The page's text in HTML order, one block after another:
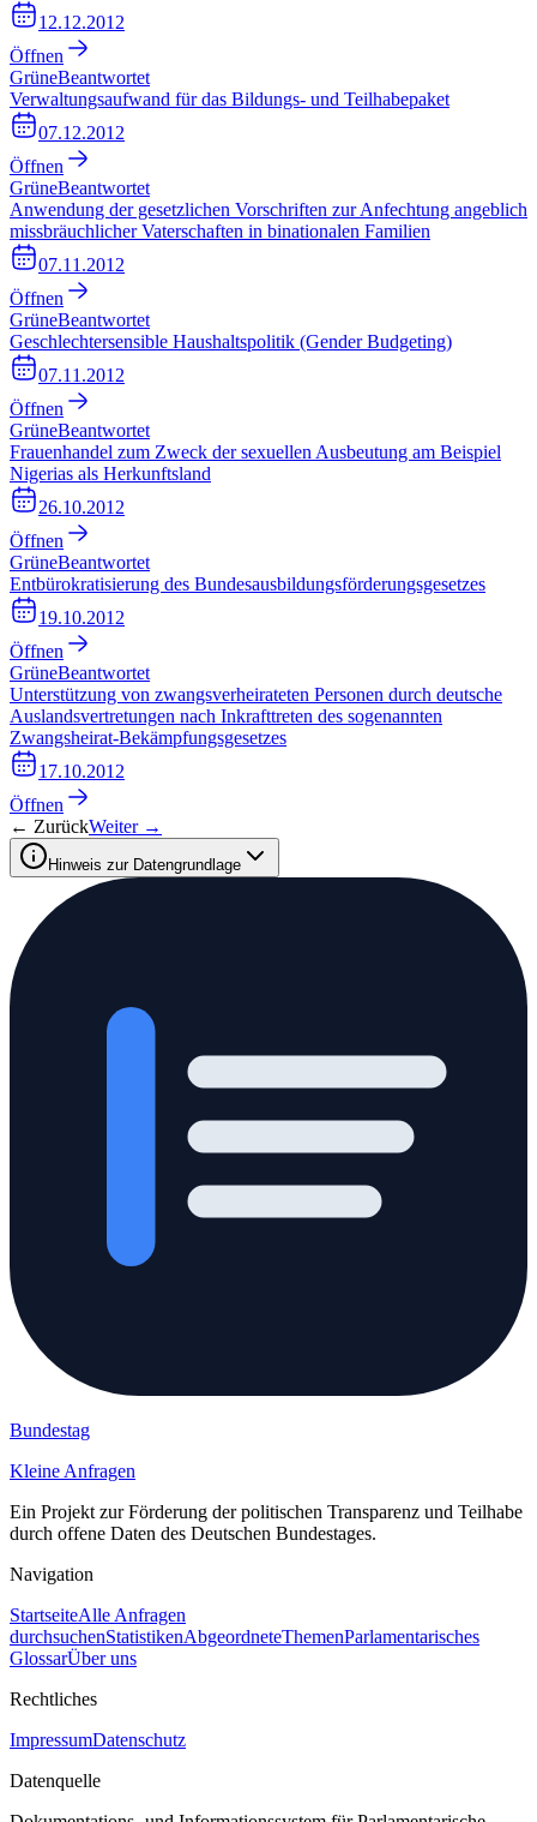
12.12.2012
Öffnen
GrüneBeantwortet
Verwaltungsaufwand für das Bildungs- und Teilhabepaket
07.12.2012
Öffnen
GrüneBeantwortet
Anwendung der gesetzlichen Vorschriften zur Anfechtung angeblich
missbräuchlicher Vaterschaften in binationalen Familien
07.11.2012
Öffnen
GrüneBeantwortet
Geschlechtersensible Haushaltspolitik (Gender Budgeting)
07.11.2012
Öffnen
GrüneBeantwortet
Frauenhandel zum Zweck der sexuellen Ausbeutung am Beispiel
Nigerias als Herkunftsland
26.10.2012
Öffnen
GrüneBeantwortet
Entbürokratisierung des Bundesausbildungsförderungsgesetzes
19.10.2012
Öffnen
GrüneBeantwortet
Unterstützung von zwangsverheirateten Personen durch deutsche
Auslandsvertretungen nach Inkrafttreten des sogenannten
Zwangsheirat-Bekämpfungsgesetzes
17.10.2012
Öffnen
← ZurückWeiter →
Hinweis zur Datengrundlage
Bundestag
Kleine Anfragen
Ein Projekt zur Förderung der politischen Transparenz und Teilhabe
durch offene Daten des Deutschen Bundestages.
Navigation
StartseiteAlle Anfragen
durchsuchenStatistikenAbgeordneteThemenParlamentarisches
GlossarÜber uns
Rechtliches
ImpressumDatenschutz
Datenquelle